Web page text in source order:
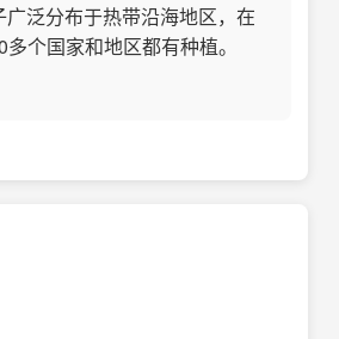
广泛分布于热带沿海地区，在
多个国家和地区都有种植。